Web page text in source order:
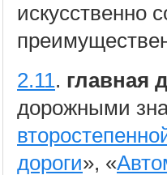
искусственно
2.11 . главная
дорожными
дороги», «